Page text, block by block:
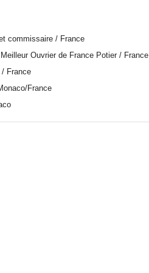
commissaire / France
Ouvrier de France Potier / France
France
France